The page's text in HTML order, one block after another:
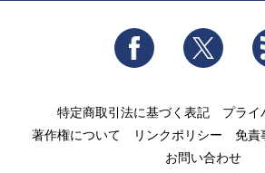
Facebook Twitter
特定商取引法に基づく表記
プライ
著作権について
リンクポリシー 免責
お問い合わせ